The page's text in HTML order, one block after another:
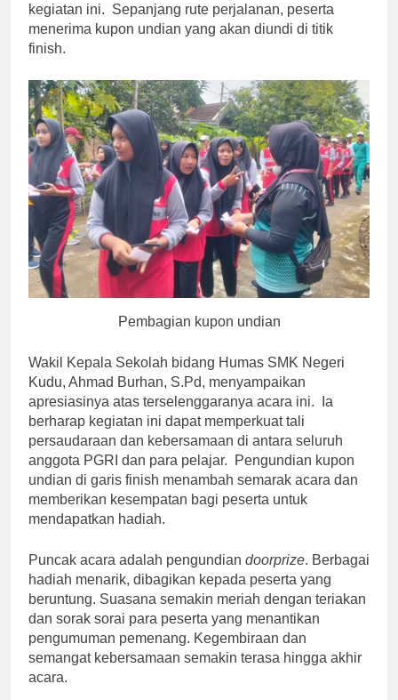
kegiatan ini. Sepanjang rute perjalanan, peserta
menerima kupon undian yang akan diundi di titik
finish.
Pembagian kupon undian
Wakil Kepala Sekolah bidang Humas SMK Negeri
Kudu, Ahmad Burhan, S.Pd, menyampaikan
apresiasinya atas terselenggaranya acara ini. Ia
berharap kegiatan ini dapat memperkuat tali
persaudaraan dan kebersamaan di antara seluruh
anggota PGRI dan para pelajar. Pengundian kupon
undian di garis finish menambah semarak acara dan
memberikan kesempatan bagi peserta untuk
mendapatkan hadiah.
Puncak acara adalah pengundian doorprize. Berbagai
hadiah menarik, dibagikan kepada peserta yang
beruntung. Suasana semakin meriah dengan teriakan
dan sorak sorai para peserta yang menantikan
pengumuman pemenang. Kegembiraan dan
semangat kebersamaan semakin terasa hingga akhir
acara.